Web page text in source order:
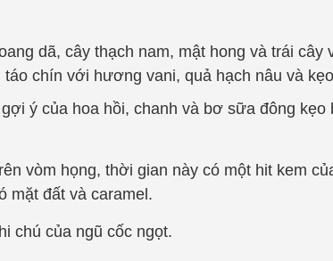
dã, cây thạch nam, mật hong và trái cây
chín với hương vani, quả hạch nâu và
ý của hoa hồi, chanh và bơ sữa đông
vòm họng, thời gian này có một hit kem
mặt đất và caramel.
chú của ngũ cốc ngọt.